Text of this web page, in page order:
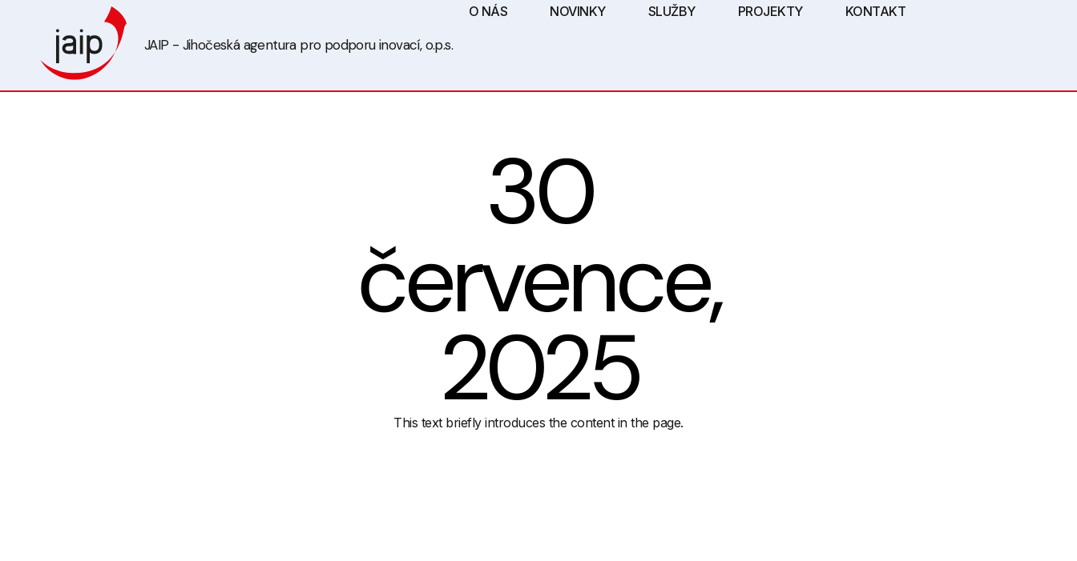
JAIP - Jihočeská agentura pro podporu inovací, o.p.s.
O NÁS NOVINKY SLUŽBY PROJEKTY KONTAKT
30
července,
2025
This text briefly introduces the content in the page.